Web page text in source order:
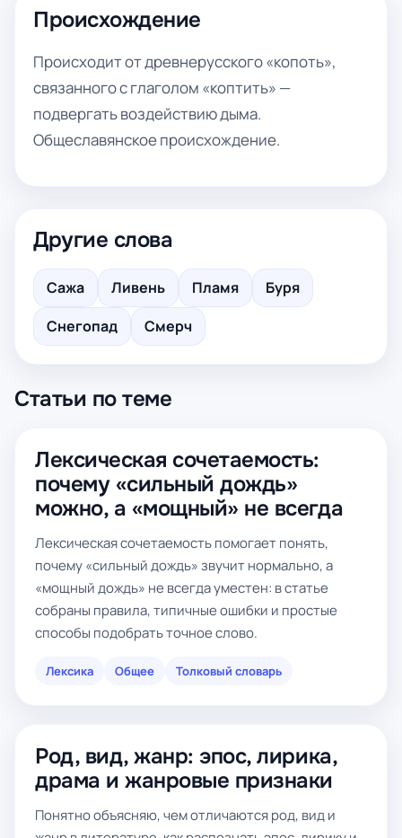
Происхождение
Происходит от древнерусского «копоть»,
связанного с глаголом «коптить» —
подвергать воздействию дыма.
Общеславянское происхождение.
Другие слова
Сажа Ливень Пламя
Буря
Снегопад
Смерч
Статьи по теме
Лексическая сочетаемость:
почему «сильный дождь»
можно, а «мощный» не всегда
Лексическая сочетаемость помогает понять,
почему «сильный дождь» звучит нормально, а
«мощный дождь» не всегда уместен: в статье
собраны правила, типичные ошибки и простые
способы подобрать точное слово.
Лексика Общее Толковый словарь
Род, вид, жанр: эпос, лирика,
драма и жанровые признаки
Понятно объясняю, чем отличаются род, вид и